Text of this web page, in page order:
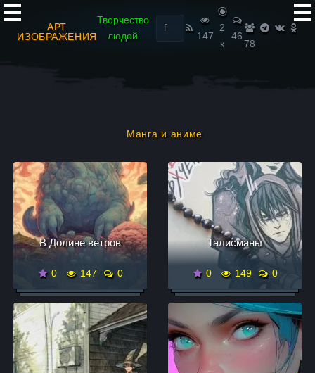
АРТ
ИЗОБРАЖЕНИЯ
Творчество
людей
Найти:
147
2
к
46
78
Манга и аниме
В Долине ветров
0 147 0
Талисманы
0 149 0